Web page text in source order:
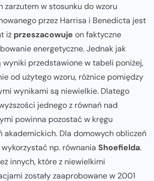
zarzutem w stosunku do wzoru
przez Harrisa i Benedicta jest
iż przeszacowuje on faktyczne
energetyczne. Jednak jak
wyniki przedstawione w tabeli poniżej,
od użytego wzoru, różnice pomiędzy
wynikami są niewielkie. Dlatego
jednego z równań nad
powinna pozostać w kręgu
akademickich. Dla domowych obliczeń
np. równania Shoefielda.
innych, które z niewielkimi
zostały zaaprobowane w 2001